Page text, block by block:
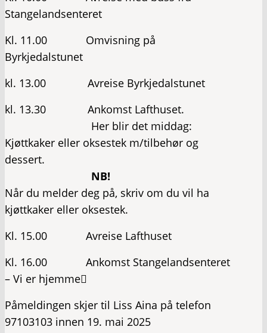
Stangelandsenteret
Kl. 11.00 Omvisning på
Byrkjedalstunet
kl. 13.00 Avreise Byrkjedalstunet
kl. 13.30 Ankomst Lafthuset.
Her blir det middag:
Kjøttkaker eller oksestek m/tilbehør og
dessert.
NB!
Når du melder deg på, skriv om du vil ha
kjøttkaker eller oksestek.
Kl. 15.00 Avreise Lafthuset
Kl. 16.00 Ankomst Stangelandsenteret
– Vi er hjemme
Påmeldingen skjer til Liss Aina på telefon
97103103 innen 19. mai 2025